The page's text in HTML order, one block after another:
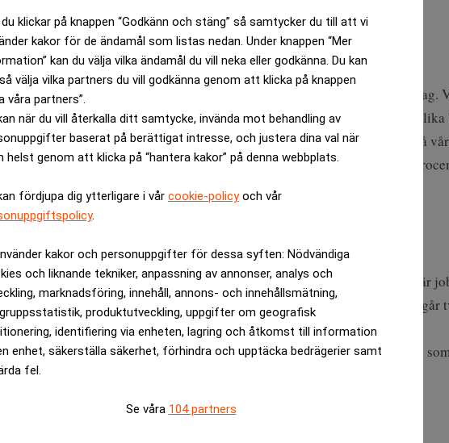
klickar på knappen “Godkänn och stäng” så samtycker du till att vi
kakor för de ändamål som listas nedan. Under knappen “Mer
kan du välja vilka ändamål du vill neka eller godkänna. Du kan
välja vilka partners du vill godkänna genom att klicka på knappen
våra partners”.
när du vill återkalla ditt samtycke, invända mot behandling av
baserat på berättigat intresse, och justera dina val när
helst genom att klicka på “hantera kakor” på denna webbplats.
fördjupa dig ytterligare i vår cookie-policyoch vår
.
kakor och personuppgifter för dessa syften: Nödvändiga
och liknande tekniker, anpassning av annonser, analys och
marknadsföring, innehåll, annons- och innehållsmätning,
produktutveckling, uppgifter om geografisk
identifiering via enheten, lagring och åtkomst till information
enhet, säkerställa säkerhet, förhindra och upptäcka bedrägerier samt
fel.
Se våra 104 partners
som har som uttalad policy att uteslutande investera i publika bolag.
hård konkurrens för närvarande. Vi är ensamma om att gå in i publika
i styrelsen för att förändra bolaget inifrån. Det gör att konkurrensen på
framgångsrika, har haft en genomsnittlig avkastning på närmare 100
göra det vi gör, och det är inte många som har det.
för er?
mot sig, alla rekommenderar ”sälj”. Det är det som är så kul med det här
att bolaget har alla blickar riktade mot sig, att ha en uppfattning som går
genomföra förändringar i ett bolag som är noterat jämfört med ett bolag